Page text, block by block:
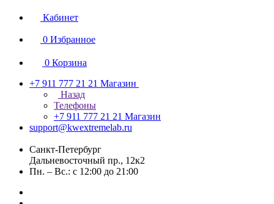
Кабинет
0 Избранное
0 Корзина
+7 911 777 21 21 Магазин
Назад
Телефоны
+7 911 777 21 21 Магазин
support@kwextremelab.ru
Санкт-Петербург
Дальневосточный пр., 12к2
Пн. – Вс.: с 12:00 до 21:00